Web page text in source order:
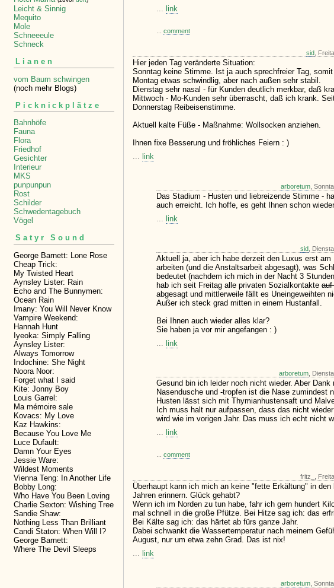
Leicht & Sinnig
Mequito
Mole
Schneeeule
Schneck
Lianen
vom Baum schwingen
(noch mehr Blogs)
Picknickplätze
Bahnhöfe
Fauna
Flora
Friedhof
Gesichter
Interieur
MKS
punpunpun
Rost
Schilder
Schwedentagebuch
Vögel
Satyr Sound
George Barnett: Lone Rose
Cheap Trick:
My Twisted Heart
Aynsley Lister: Rain
Echo and The Bunnymen:
Ocean Rain
Imany: You Will Never Know
Vampire Weekend:
Hannah Hunt
Iyeoka: Simply Falling
Aynsley Lister:
Always Tomorrow
Indochine: She Night
Noora Noor:
Forget what I said
Kite: Jonny Boy
Louis Garrel:
Ma mémoire sale
Kovacs: My Love
Kaz Hawkins:
Because You Love Me
Luce Dufault:
Damn Your Eyes
Jessie Ware:
Wildest Moments
Vienna Teng: In Another Life
Bobby Long:
Who Have You Been Loving
Charlie Sexton: Wishing Tree
Sandie Shaw:
Nothing Less Than Brilliant
Candi Staton: When Will I?
George Barnett:
Where The Devil Sleeps
... link
comment
sid ,
Hier jeden Tag veränderte Situation:
Sonntag keine Stimme. Ist ja auch sprechfreier Tag,
Montag etwas schwindlig, aber nach außen sehr stabil.
Dienstag sehr nasal - für Kunden deutlich merkbar, daß
Mittwoch - Mo-Kunden sehr überrascht, daß ich krank.
Donnerstag Reibeisenstimme.
Aktuell kalte Füße - Maßnahme: Wollsocken anziehen.
Ihnen fixe Besserung und fröhliches Feiern : )
... link
arboretum ,
Das Stadium - Husten und liebreizende Stimme -
auch erreicht. Ich hoffe, es geht Ihnen schon
... link
sid ,
Aktuell ja, aber ich habe derzeit den Luxus erst am
arbeiten (und die Anstaltsarbeit abgesagt), was
bedeutet (nachdem ich mich in der Nacht 3
hab ich seit Freitag alle privaten Sozialkontakte auf
abgesagt und mittlerweile fällt es Uneingeweihten
Außer ich steck grad mitten in einem Hustanfall.
Bei Ihnen auch wieder alles klar?
Sie haben ja vor mir angefangen : )
... link
arboretum ,
Gesund bin ich leider noch nicht wieder. Aber Dank
Nasendusche und -tropfen ist die Nase zumindest
Husten lässt sich mit Thymianhustensaft und
Ich muss halt nur aufpassen, dass das nicht
wird wie im vorigen Jahr. Das muss ich echt nicht
... link
comment
fritz_,
Überhaupt kann ich mich an keine "fette Erkältung" in
Jahren erinnern. Glück gehabt?
Wenn ich im Norden zu tun habe, fahr ich gern hundert
mal schnell in die große Pfütze. Bei Hitze sag ich: das
Bei Kälte sag ich: das härtet ab fürs ganze Jahr.
Dabei schwankt die Wassertemperatur nach meinem
August, nur um etwa zehn Grad. Das ist nix!
... link
arboretum ,